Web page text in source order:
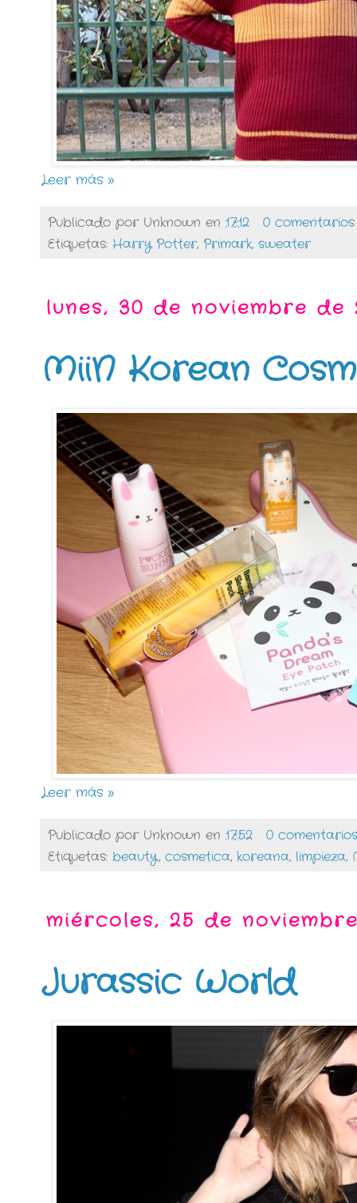
Leer más »
Publicado por Unknown en 17:12
0 comentarios
Etiquetas: Harry Potter, Primark, sweater
lunes, 30 de noviembre de
MiiN Korean
Leer más »
Publicado por Unknown en 17:52
0 comentarios
Etiquetas: beauty, cosmetica, koreana, limpieza,
miércoles, 25 de
Jurassic World